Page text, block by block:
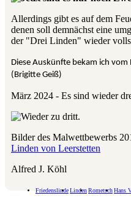
Allerdings gibt es auf dem
denen soll demnächst eine
der "Drei Linden" wieder
Diese Auskünfte bekam ich
(Brigitte Geiß)
März 2024 - Es sind wieder
Bilder des Malwettbewerbs
Linden von Leerstetten
Alfred J. Köhl
FriedenslindeLindenRometschHans